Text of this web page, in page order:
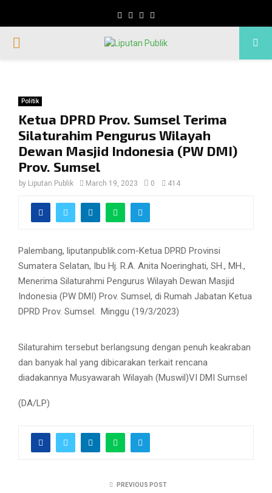
Facebook
TwitterInstagram
PRIMARY
Politik
Ketua DPRD Prov. Sumsel Terima
Silaturahim Pengurus Wilayah
Dewan Masjid Indonesia (PW DMI)
Prov. Sumsel
by Liputan Publik March 19, 2023 0 414
Palembang, liputanpublik.com-Ketua DPRD Provinsi
Sumatera Selatan, Ibu Hj. R.A. Anita Noeringhati, SH., MH.,
Menerima Silaturahmi Pengurus Wilayah Dewan Masjid
Indonesia (PW DMI) Prov. Sumsel, di Rumah Jabatan Ketua
DPRD Prov. Sumsel.
Minggu (19/3/2023)
Silaturahim tersebut berlangsung dengan penuh keakraban
dan banyak hal yang dibicarakan terkait rencana
diadakannya Musyawarah Wilayah (Muswil)VI DMI Sumsel
(DA/LP)
PREVIOUS POST